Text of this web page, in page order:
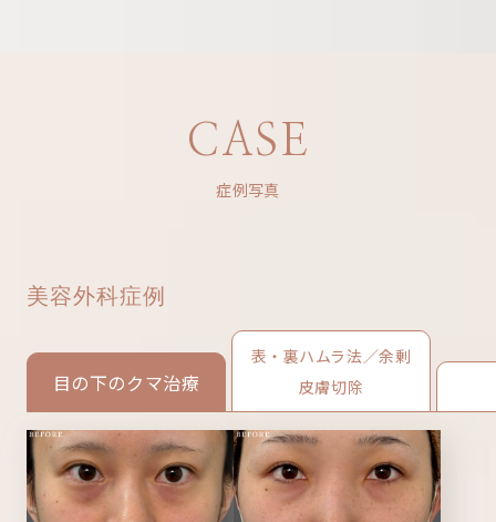
CASE
症例写真
美容外科症例
目の下のクマ治療
表・裏ハムラ法／余剰
皮膚切除